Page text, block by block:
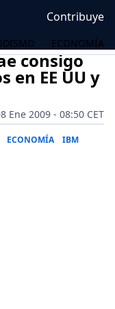
Contribuye
ECONOMÍA
consigo
en EE UU y
Ene 2009 - 08:50 CET
ECONOMÍA IBM